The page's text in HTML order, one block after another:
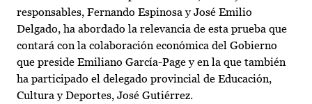
responsables, Fernando Espinosa y José Emilio
Delgado, ha abordado la relevancia de esta prueba que
contará con la colaboración económica del Gobierno
que preside Emiliano García-Page y en la que también
ha participado el delegado provincial de Educación,
Cultura y Deportes, José Gutiérrez.